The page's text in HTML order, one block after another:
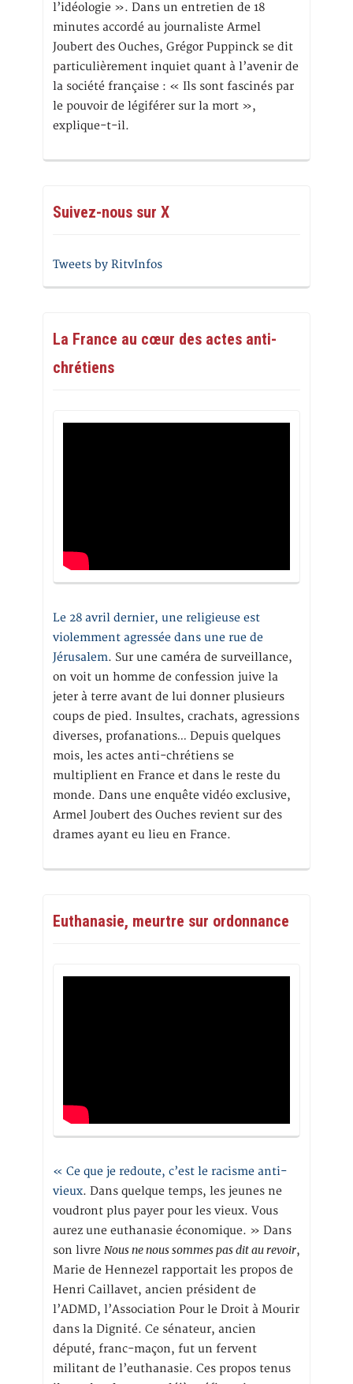
l’idéologie ». Dans un entretien de 18
minutes accordé au journaliste Armel
Joubert des Ouches, Grégor Puppinck se dit
particulièrement inquiet quant à l’avenir de
la société française : « Ils sont fascinés par
le pouvoir de légiférer sur la mort »,
explique-t-il.
Suivez-nous sur X
Tweets by RitvInfos
La France au cœur des actes anti-
chrétiens
Le 28 avril dernier, une religieuse est
violemment agressée dans une rue de
Jérusalem. Sur une caméra de surveillance,
on voit un homme de confession juive la
jeter à terre avant de lui donner plusieurs
coups de pied. Insultes, crachats, agressions
diverses, profanations… Depuis quelques
mois, les actes anti-chrétiens se
multiplient en France et dans le reste du
monde. Dans une enquête vidéo exclusive,
Armel Joubert des Ouches revient sur des
drames ayant eu lieu en France.
Euthanasie, meurtre sur ordonnance
« Ce que je redoute, c’est le racisme anti-
vieux. Dans quelque temps, les jeunes ne
voudront plus payer pour les vieux. Vous
aurez une euthanasie économique. » Dans
son livre Nous ne nous sommes pas dit au revoir,
Marie de Hennezel rapportait les propos de
Henri Caillavet, ancien président de
l’ADMD, l’Association Pour le Droit à Mourir
dans la Dignité. Ce sénateur, ancien
député, franc-maçon, fut un fervent
militant de l’euthanasie. Ces propos tenus